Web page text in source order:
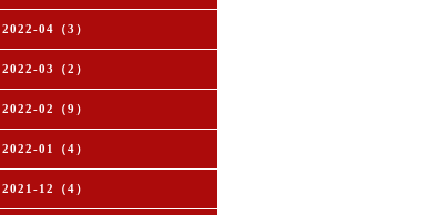
2022-04（3）
2022-03（2）
2022-02（9）
2022-01（4）
2021-12（4）